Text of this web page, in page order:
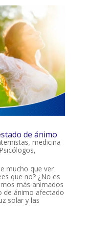
de ánimo
, medicina
Psicólogos,
mucho que ver
que no? ¿No es
más animados
de ánimo afectado
solar y las